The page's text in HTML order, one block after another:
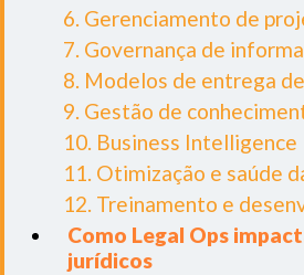
6. Gerenciamento de
7. Governança de
8. Modelos de entrega
9. Gestão de
10. Business Intelligence
11. Otimização e saúde
12. Treinamento e
Como Legal Ops
jurídicos